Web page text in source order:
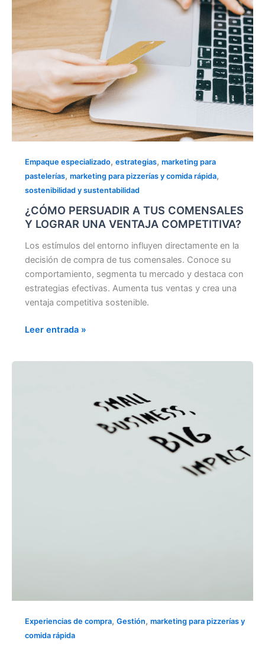
Empaque especializado, estrategias, marketing para
pastelerías, marketing para pizzerías y comida rápida,
sostenibilidad y sustentabilidad
¿CÓMO PERSUADIR A TUS COMENSALES
Y LOGRAR UNA VENTAJA COMPETITIVA?
Los estímulos del entorno influyen directamente en la
decisión de compra de tus comensales. Conoce su
comportamiento, segmenta tu mercado y destaca con
estrategias efectivas. Aumenta tus ventas y crea una
ventaja competitiva sostenible.
UNA
VENTAJA
COMPETITIVA?
Leer entrada »
Experiencias de compra, Gestión, marketing para pizzerías y
comida rápida